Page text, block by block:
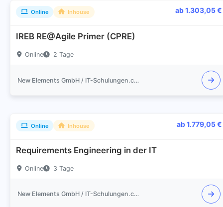
Online Inhouse ab 1.303,05 €
IREB RE@Agile Primer (CPRE)
Online 2 Tage
New Elements GmbH / IT-Schulungen.com
Online Inhouse ab 1.779,05 €
Requirements Engineering in der IT
Online 3 Tage
New Elements GmbH / IT-Schulungen.com